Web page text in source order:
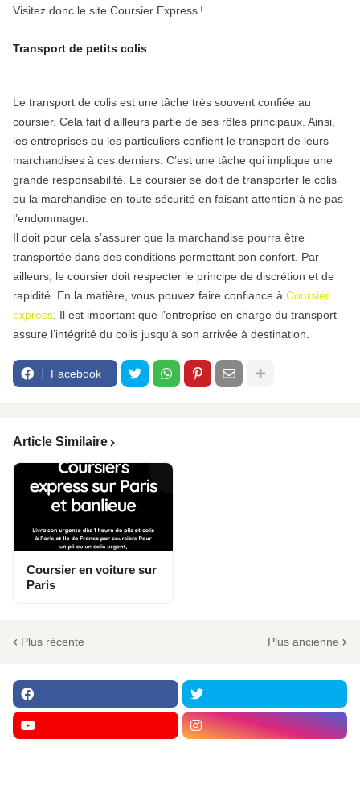
Visitez donc le site Coursier Express !
Transport de petits colis
Le transport de colis est une tâche très souvent confiée au
coursier. Cela fait d’ailleurs partie de ses rôles principaux. Ainsi,
les entreprises ou les particuliers confient le transport de leurs
marchandises à ces derniers. C’est une tâche qui implique une
grande responsabilité. Le coursier se doit de transporter le colis
ou la marchandise en toute sécurité en faisant attention à ne pas
l’endommager.
Il doit pour cela s’assurer que la marchandise pourra être
transportée dans des conditions permettant son confort. Par
ailleurs, le coursier doit respecter le principe de discrétion et de
rapidité. En la matière, vous pouvez faire confiance à Coursier
express . Il est important que l’entreprise en charge du transport
assure l’intégrité du colis jusqu’à son arrivée à destination.
Facebook
Article Similaire
Coursier en voiture sur
Paris
Plus récente Plus ancienne